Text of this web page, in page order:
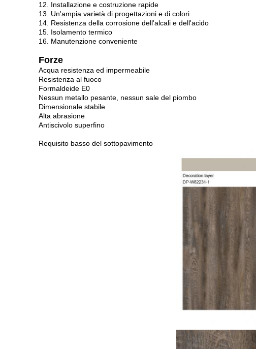
12. Installazione e costruzione rapide
13. Un'ampia varietà di progettazioni e di colori
14. Resistenza della corrosione dell'alcali e dell'acido
15. Isolamento termico
16. Manutenzione conveniente
Forze
Acqua resistenza ed impermeabile
Resistenza al fuoco
Formaldeide E0
Nessun metallo pesante, nessun sale del piombo
Dimensionale stabile
Alta abrasione
Antiscivolo superfino
Requisito basso del sottopavimento